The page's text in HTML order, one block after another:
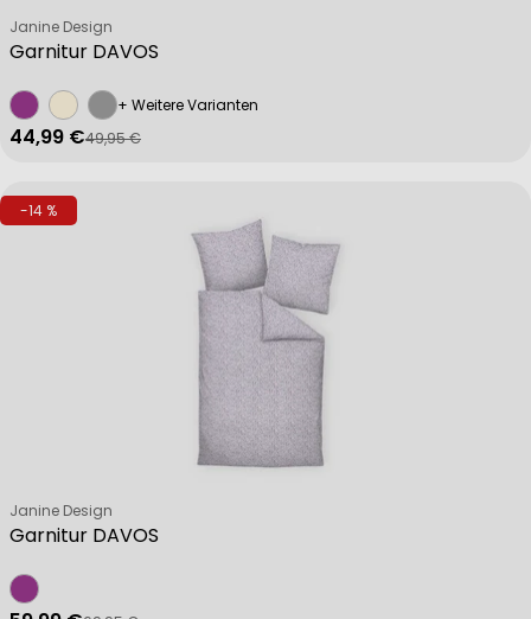
Garnitur DAVOS
Verkäufer:
Janine Design
+ Weitere Varianten
Verkaufspreis
44,99 €
Regulärer Preis
49,95 €
-14 %
Garnitur DAVOS
Verkäufer:
Janine Design